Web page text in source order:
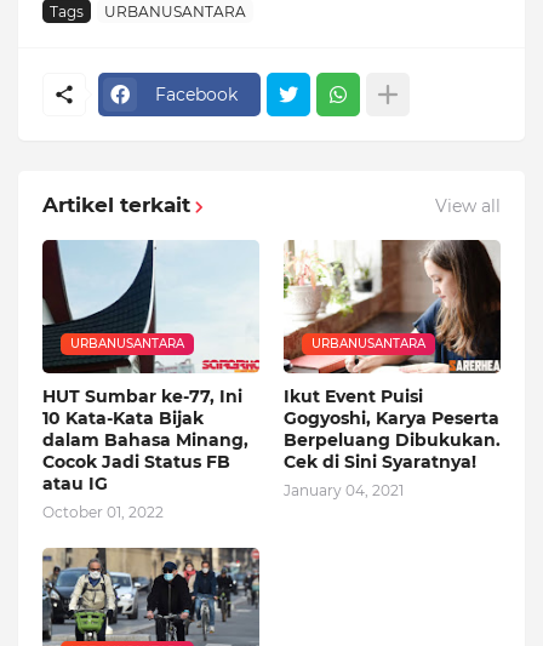
Tags URBANUSANTARA
Facebook
Artikel terkait View all
URBANUSANTARA
HUT Sumbar ke-77, Ini
10 Kata-Kata Bijak
dalam Bahasa Minang,
Cocok Jadi Status FB
atau IG
October 01, 2022
URBANUSANTARA
Ikut Event Puisi
Gogyoshi, Karya Peserta
Berpeluang Dibukukan.
Cek di Sini Syaratnya!
January 04, 2021